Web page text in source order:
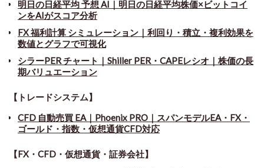
明日の日経平均 予想 AI｜明日の日経平均株価×ビットコイ
ンをAIがスコア分析
FX 福利計算 シミュレーション｜利回り・積立・複利効果を
数値とグラフで可視化
シラーPER チャート ｜ Shiller PER・CAPEレシオ｜株価の長
期バリュエーション
【トレードシステム】
CFD 自動売買 EA｜Phoenix PRO｜スパンモデルEA・FX・
ゴールド・指数・仮想通貨CFD対応
【FX・CFD・仮想通貨・証券会社】